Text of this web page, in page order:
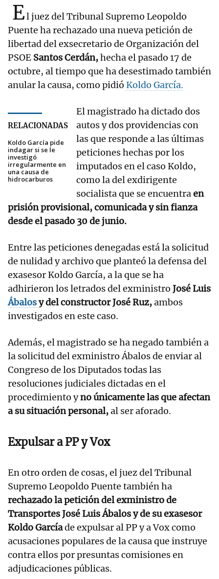
El juez del Tribunal Supremo Leopoldo
Puente ha rechazado una nueva petición de
libertad del exsecretario de Organización del
PSOE Santos Cerdán,hecha el pasado 17 de
octubre, al tiempo que ha desestimado también
anular la causa, como pidió Koldo García.
RELACIONADAS
Koldo García pide
indagar si se le
investigó
irregularmente en
una causa de
hidrocarburos
El magistrado ha dictado dos
autos y dos providencias con
las que responde a las últimas
peticiones hechas por los
imputados en el caso Koldo,
como la del exdirigente
socialista que se encuentraen
prisión provisional, comunicada y sin fianza
desde el pasado 30 de junio.
Entre las peticiones denegadas está la solicitud
de nulidad y archivo que planteó la defensa del
exasesor Koldo García, a la que se ha
adhirieron los letrados del exministro José Luis
Ábalosy del constructor José Ruz,ambos
investigados en este caso.
Además, el magistrado se ha negado también a
la solicitud del exministro Ábalos de enviar al
Congreso de los Diputados todas las
resoluciones judiciales dictadas en el
procedimiento yno únicamente las que afectan
a su situación personal,al ser aforado.
Expulsar a PP y Vox
En otro orden de cosas, el juez del Tribunal
Supremo Leopoldo Puente también ha
rechazado la petición del exministro de
Transportes José Luis Ábalos y de su exasesor
Koldo Garcíade expulsar al PP y a Vox como
acusaciones populares de la causa que instruye
contra ellos por presuntas comisiones en
adjudicaciones públicas.